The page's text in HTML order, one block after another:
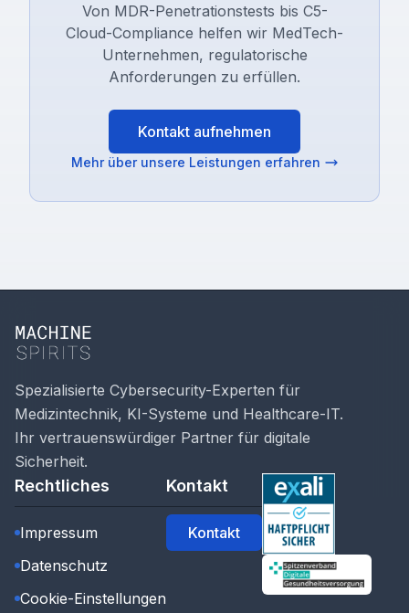
Von MDR-Penetrationstests bis C5-
Cloud-Compliance helfen wir MedTech-
Unternehmen, regulatorische
Anforderungen zu erfüllen.
Kontakt aufnehmen
Mehr über unsere Leistungen erfahren
Spezialisierte Cybersecurity-Experten für
Medizintechnik, KI-Systeme und Healthcare-IT.
Ihr vertrauenswürdiger Partner für digitale
Sicherheit.
Rechtliches
Impressum
Datenschutz
Cookie-Einstellungen
Kontakt
Kontakt